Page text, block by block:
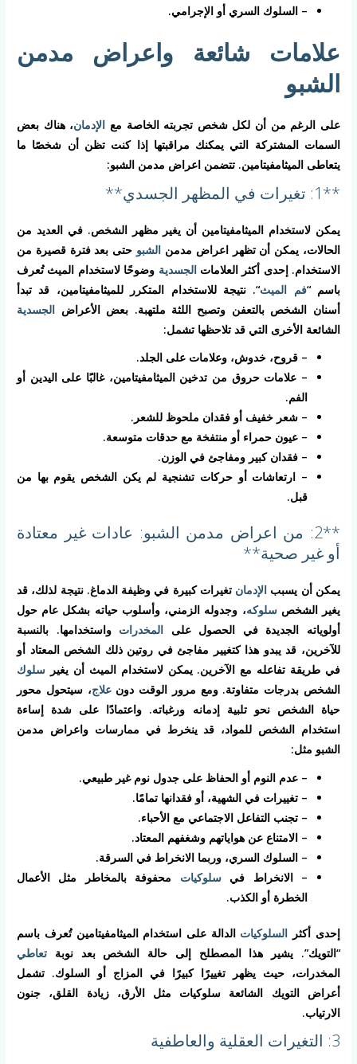
– السلوك السري أو الإجرامي.
علامات شائعة واعراض مدمن
الشبو
على الرغم من أن لكل شخص تجربته الخاصة مع الإدمان، هناك بعض
السمات المشتركة التي يمكنك مراقبتها إذا كنت تظن أن شخصًا ما
يتعاطى الميثامفيتامين. تتضمن اعراض مدمن الشبو:
**1: تغيرات في المظهر الجسدي**
يمكن لاستخدام الميثامفيتامين أن يغير مظهر الشخص. في العديد من
الحالات، يمكن أن تظهر اعراض مدمن الشبو حتى بعد فترة قصيرة من
الاستخدام. إحدى أكثر العلاماتالجسدية وضوحًا لاستخدام الميث تُعرف
باسم “فم الميث“. نتيجة للاستخدام المتكرر للميثامفيتامين، قد تبدأ
أسنان الشخص بالتعفن وتصبح اللثة ملتهبة. بعض الأعراض الجسدية
الشائعة الأخرى التي قد تلاحظها تشمل:
– قروح، خدوش، وعلامات على الجلد.
– علامات حروق من تدخين الميثامفيتامين، غالبًا على اليدين أو
الفم.
– شعر خفيف أو فقدان ملحوظ للشعر.
– عيون حمراء أو منتفخة مع حدقات متوسعة.
– فقدان كبير ومفاجئ في الوزن.
– ارتعاشات أو حركات تشنجية لم يكن الشخص يقوم بها من
قبل.
**2: من اعراض مدمن الشبو: عادات غير معتادة
أو غير صحية**
يمكن أن يسبب الإدمان تغيرات كبيرة في وظيفة الدماغ. نتيجة لذلك، قد
يغير الشخصسلوكه، وجدوله الزمني، وأسلوب حياته بشكل عام حول
أولوياته الجديدة في الحصول على المخدرات واستخدامها. بالنسبة
للآخرين، قد يبدو هذا كتغيير مفاجئ في روتين ذلك الشخص المعتاد أو
في طريقة تفاعله مع الآخرين. يمكن لاستخدام الميث أن يغير سلوك
الشخص بدرجات متفاوتة. ومع مرور الوقت دونعلاج، سيتحول محور
حياة الشخص نحو تلبية إدمانه ورغباته. واعتمادًا على شدة إساءة
استخدام الشخص للمواد، قد ينخرط في ممارسات واعراض مدمن
الشبو مثل:
– عدم النوم أو الحفاظ على جدول نوم غير طبيعي.
– تغييرات في الشهية، أو فقدانها تمامًا.
– تجنب التفاعل الاجتماعي مع الأحباء.
– الامتناع عن هواياتهم وشغفهم المعتاد.
– السلوك السري، وربما الانخراط في السرقة.
– الانخراط فيسلوكيات محفوفة بالمخاطر مثل الأعمال
الخطرة أو الكذب.
إحدى أكثر السلوكياتالدالة على استخدام الميثامفيتامين تُعرف باسم
“التويك”. يشير هذا المصطلح إلى حالة الشخص بعد نوبة تعاطي
المخدرات، حيث يظهر تغييرًا كبيرًا في المزاج أو السلوك. تشمل
أعراض التويك الشائعة سلوكيات مثل الأرق، زيادة القلق، جنون
الارتياب.
3: التغيرات العقلية والعاطفية